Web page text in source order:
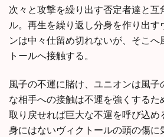
次々と攻撃を繰り出す否定者達と互
ル。再生を繰り返し分身を作り出す
ンは中々仕留め切れないが、そこへ
トールへ接触する。
風子の不運に賭け、ユニオンは風子
な相手への接触は不運を強くするた
取り戻せれば巨大な不運を呼び込め
身にはないヴィクトールの頭の傷に